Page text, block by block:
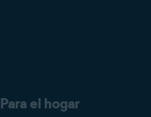
Para el hogar